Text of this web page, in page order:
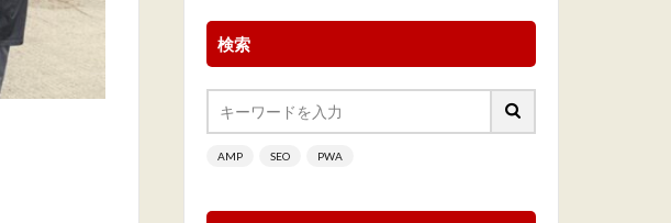
検索
AMP SEO PWA